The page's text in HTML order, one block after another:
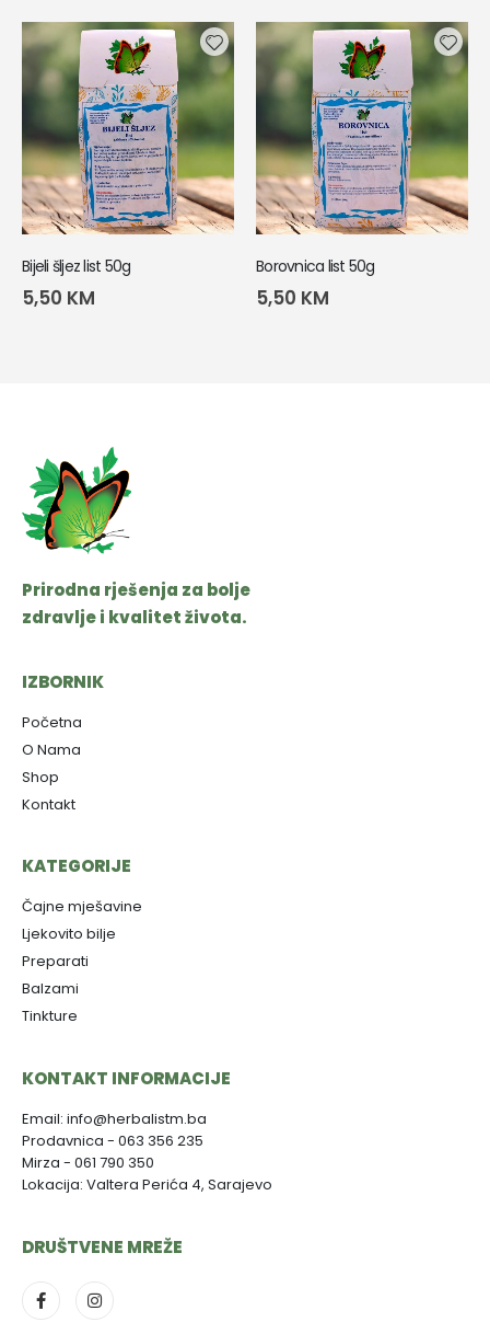
Bijeli šljez list 50g
5,50 KM
Borovnica list 50g
5,50 KM
Prirodna rješenja za bolje
zdravlje i kvalitet života.
IZBORNIK
Početna
O Nama
Shop
Kontakt
KATEGORIJE
Čajne mješavine
Ljekovito bilje
Preparati
Balzami
Tinkture
KONTAKT INFORMACIJE
Email: info@herbalistm.ba
Prodavnica - 063 356 235
Mirza - 061 790 350
Lokacija: Valtera Perića 4, Sarajevo
DRUŠTVENE MREŽE